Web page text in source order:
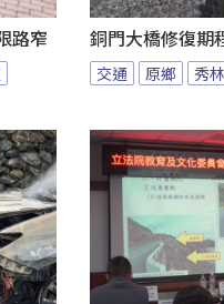
路窄 銅門大橋修復期
交通 原鄉 秀林